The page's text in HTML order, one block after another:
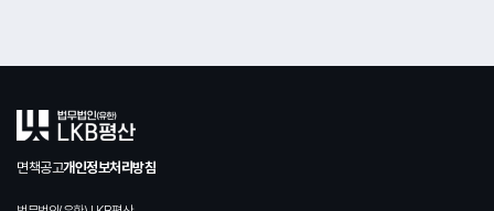
면책공고개인정보처리방침